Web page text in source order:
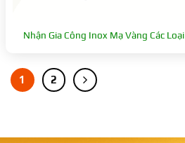
Nhận Gia Công Inox Mạ Vàng Các Loại
1 2